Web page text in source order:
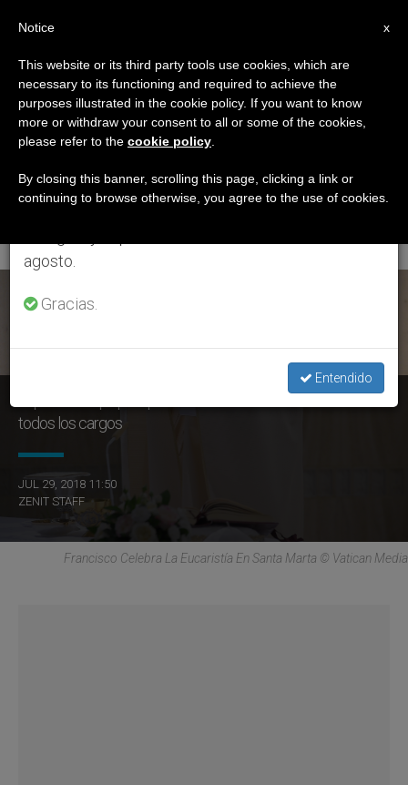
ETIQUETA
Posts Tagged
‘sacerdotes Españoles
Absueltos’
ÚLTIMAS NOTICIAS
España: El Papa pide perdón a tres sacerdotes absueltos de
todos los cargos
JUL 29, 2018 11:50
ZENIT STAFF
Francisco Celebra La Eucaristía En Santa Marta © Vatican Media
×
Aviso importante
Del 27 de julio al 7 de agosto haremos la pausa
anual, aprovechando que en el periodo de verano
se generan menos informaciones y también el
agosto.
Gracias.
Entendido
x
Notice
This website or its third party tools use cookies, which are
necessary to its functioning and required to achieve the
purposes illustrated in the cookie policy. If you want to know
more or withdraw your consent to all or some of the cookies,
please refer to the cookie policy
By closing this banner, scrolling this page, clicking a link or
continuing to browse otherwise, you agree to the use of cookies.